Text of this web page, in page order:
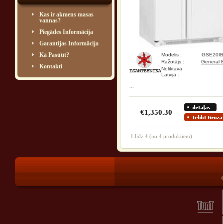
Kas ir akmens masas
vannas?
Piegādes Informācija
Garantijas Informācija
Kā Pasūtīt?
Kontakti
Modelis :
Ražotājs :
General
Noliktavā
Latvijā :
€1,350.30
1 līdz 4 (no 4 produktiem)